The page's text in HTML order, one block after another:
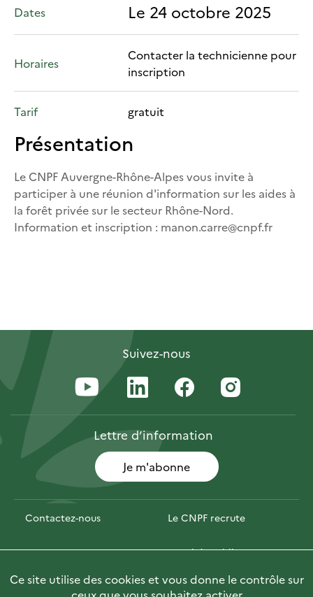
Dates Le 24 octobre 2025
Horaires
Contacter la technicienne pour
inscription
Tarif gratuit
Présentation
Le CNPF Auvergne-Rhône-Alpes vous invite à
participer à une réunion d'information sur les aides à
la forêt privée sur le secteur Rhône-Nord.
Information et inscription : manon.carre@cnpf.fr
Suivez-nous
Lettred’information
Je m'abonne
Contactez-nous Le CNPF recrute
Espace presse Marchés publics
PhotoFor Briefly in English
Ce site utilise des cookies et vous donne le contrôle sur